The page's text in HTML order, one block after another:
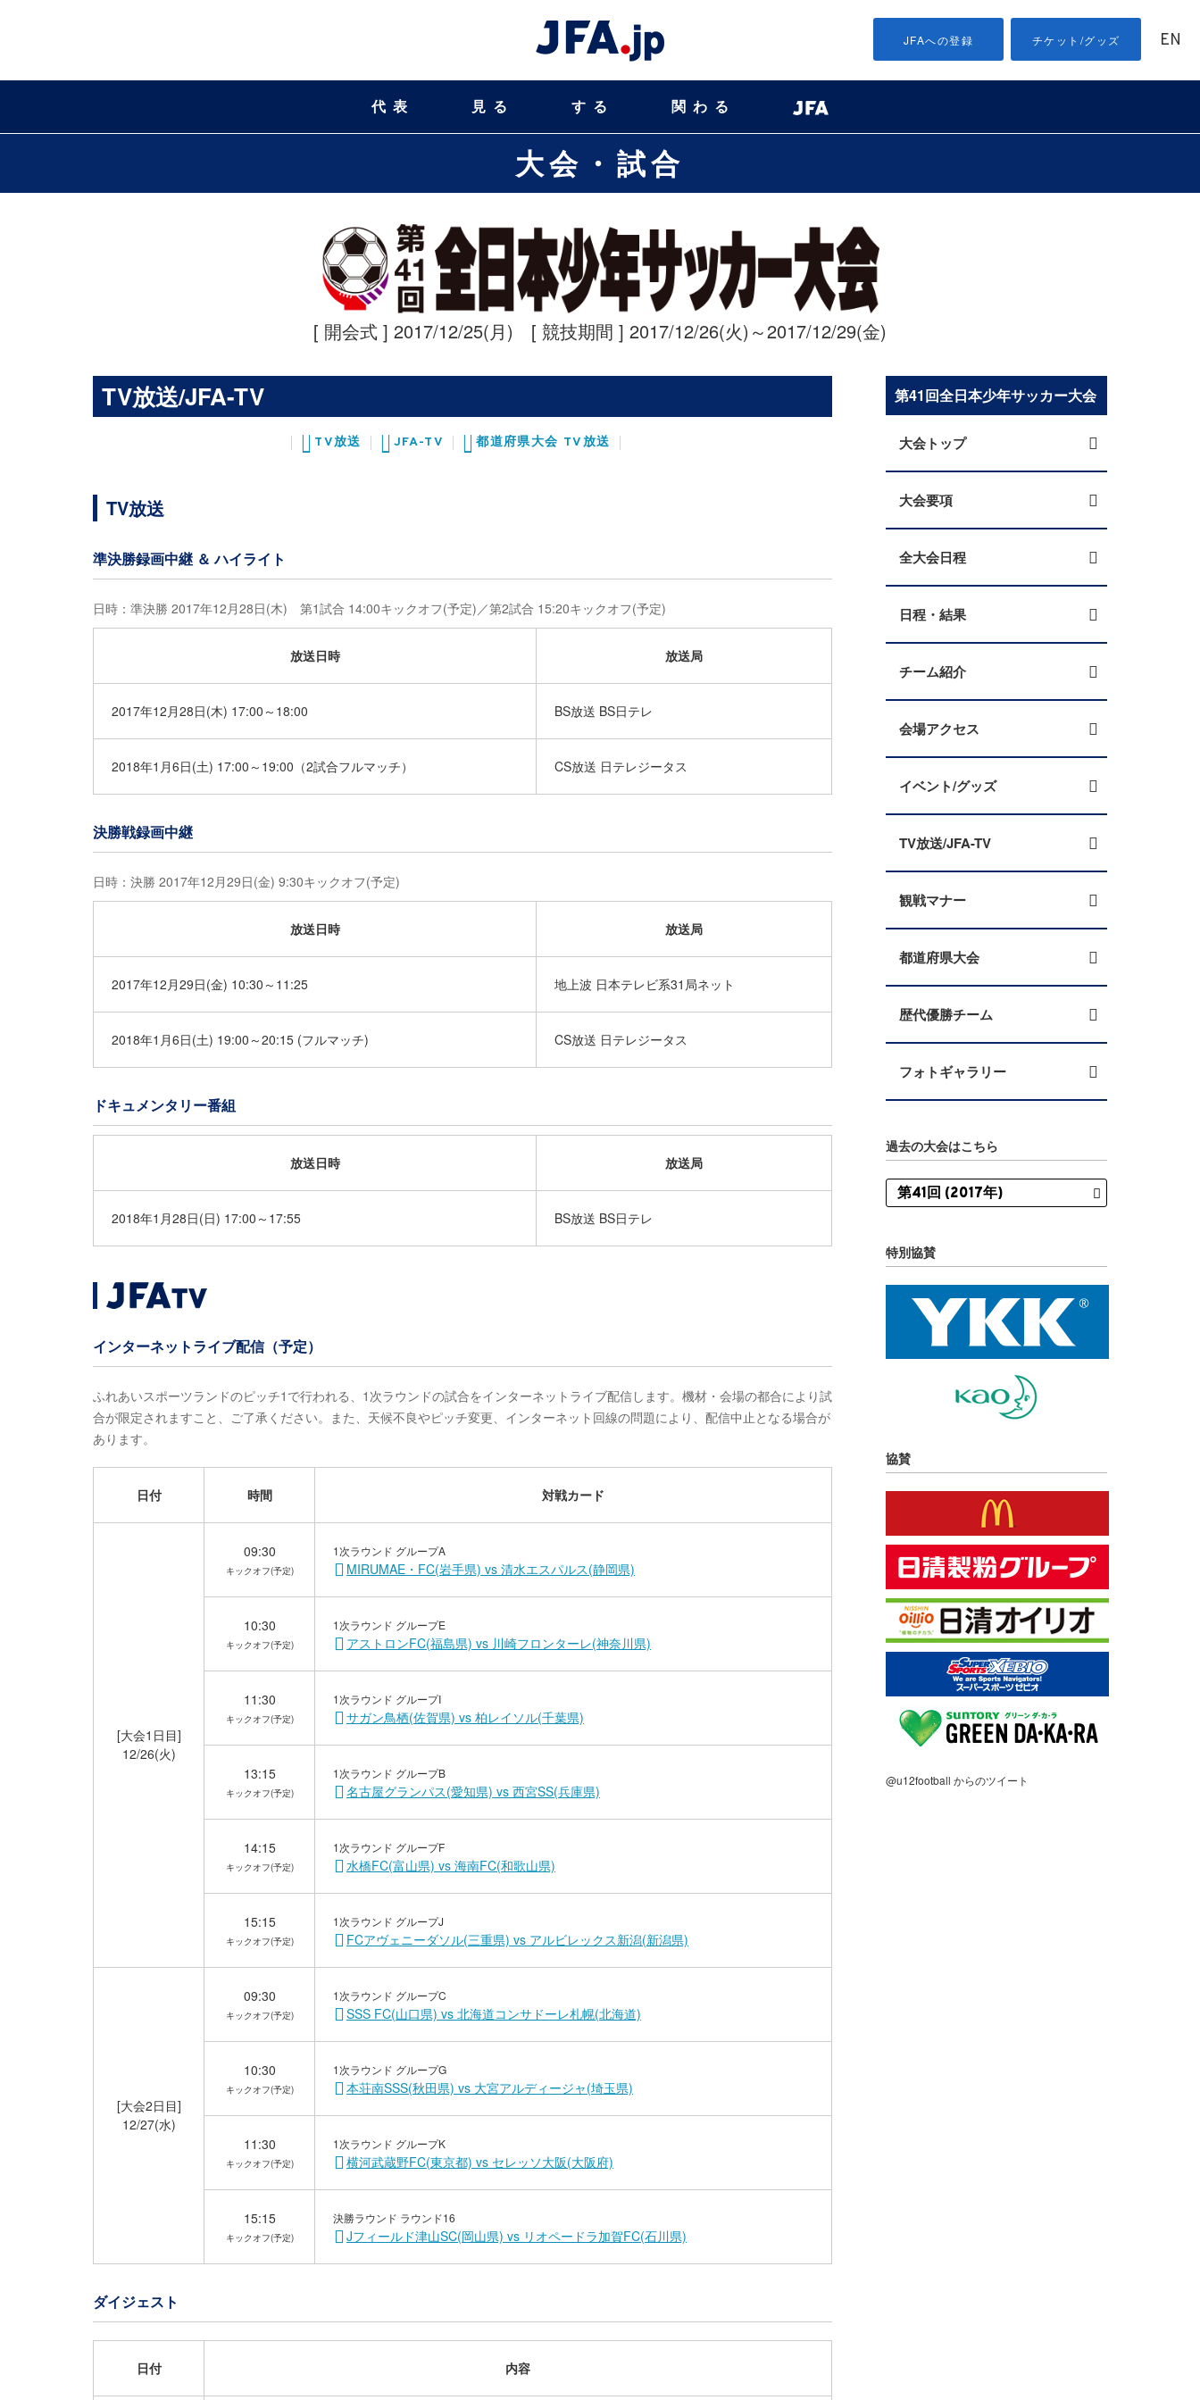
JFAへの登録 チケット/グッズ EN
代表 見る する 関わる
大会・試合
[ 開会式 ] 2017/12/25(月) [ 競技期間 ] 2017/12/26(火)～2017/12/29(金)
TV放送/JFA-TV
TV放送 JFA-TV 都道府県大会 TV放送
TV放送
準決勝録画中継 ＆ ハイライト
日時：準決勝 2017年12月28日(木) 第1試合 14:00キックオフ(予定)／第2試合 15:20キックオフ(予定)
放送日時 放送局
2017年12月28日(木) 17:00～18:00 BS放送 BS日テレ
2018年1月6日(土) 17:00～19:00（2試合フルマッチ） CS放送 日テレジータス
決勝戦録画中継
日時：決勝 2017年12月29日(金) 9:30キックオフ(予定)
放送日時 放送局
2017年12月29日(金) 10:30～11:25 地上波 日本テレビ系31局ネット
2018年1月6日(土) 19:00～20:15 (フルマッチ) CS放送 日テレジータス
ドキュメンタリー番組
放送日時 放送局
2018年1月28日(日) 17:00～17:55 BS放送 BS日テレ
インターネットライブ配信（予定）
ふれあいスポーツランドのピッチ1で行われる、1次ラウンドの試合をインターネットライブ配信します。機材・会場の都合により試
合が限定されますこと、ご了承ください。また、天候不良やピッチ変更、インターネット回線の問題により、配信中止となる場合が
あります。
日付 時間 対戦カード
[大会1日目]
12/26(火)
09:30
キックオフ(予定)
1次ラウンド グループA
MIRUMAE・FC(岩手県) vs 清水エスパルス(静岡県)
10:30
キックオフ(予定)
1次ラウンド グループE
アストロンFC(福島県) vs 川崎フロンターレ(神奈川県)
11:30
キックオフ(予定)
1次ラウンド グループI
サガン鳥栖(佐賀県) vs 柏レイソル(千葉県)
13:15
キックオフ(予定)
1次ラウンド グループB
名古屋グランパス(愛知県) vs 西宮SS(兵庫県)
14:15
キックオフ(予定)
1次ラウンド グループF
水橋FC(富山県) vs 海南FC(和歌山県)
15:15
キックオフ(予定)
1次ラウンド グループJ
FCアヴェニーダソル(三重県) vs アルビレックス新潟(新潟県)
[大会2日目]
12/27(水)
09:30
キックオフ(予定)
1次ラウンド グループC
SSS FC(山口県) vs 北海道コンサドーレ札幌(北海道)
10:30
キックオフ(予定)
1次ラウンド グループG
本荘南SSS(秋田県) vs 大宮アルディージャ(埼玉県)
11:30
キックオフ(予定)
1次ラウンド グループK
横河武蔵野FC(東京都) vs セレッソ大阪(大阪府)
15:15
キックオフ(予定)
決勝ラウンド ラウンド16
Jフィールド津山SC(岡山県) vs リオペードラ加賀FC(石川県)
ダイジェスト
日付 内容
第41回全日本少年サッカー大会
大会トップ
大会要項
全大会日程
日程・結果
チーム紹介
会場アクセス
イベント/グッズ
TV放送/JFA-TV
観戦マナー
都道府県大会
歴代優勝チーム
フォトギャラリー
過去の大会はこちら
特別協賛
協賛
@u12football からのツイート